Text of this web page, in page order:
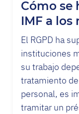
Cómo se
IMF a
El RGPD ha
instituciones
su trabajo
tratamiento
personal, es
tramitar un